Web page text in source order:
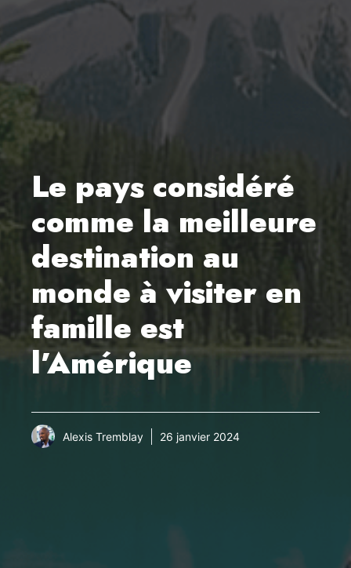
Le pays considéré
comme la meilleure
destination au
monde à visiter en
famille est
l’Amérique
Alexis Tremblay 26 janvier 2024